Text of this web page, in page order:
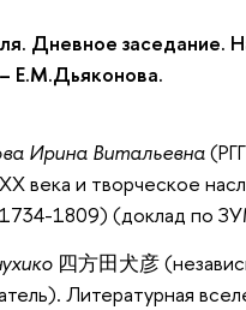
Дневное заседание.
Е.М.Дьяконова.
Ирина Витальевна
века и творческое
1809) (доклад по
四方田犬彦
Литературная